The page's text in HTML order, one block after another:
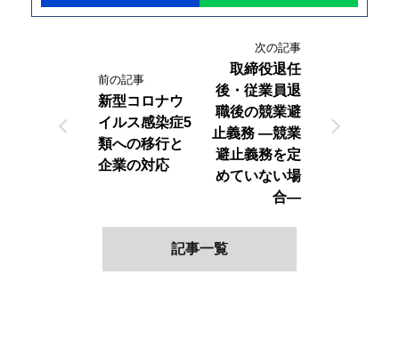
前の記事
新型コロナウ
イルス感染症5
類への移行と
企業の対応
arrow_back_ios
次の記事
取締役退任
後・従業員退
職後の競業避
止義務 ―競業
避止義務を定
めていない場
合―
arrow_forward_ios
記事一覧